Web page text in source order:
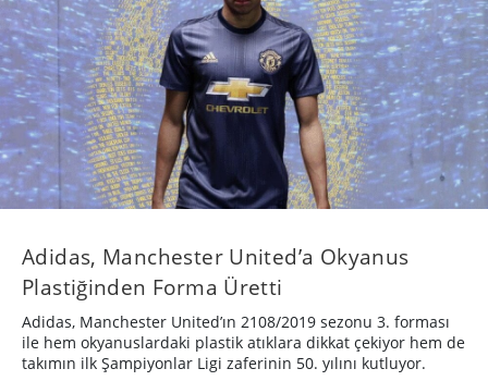
Adidas, Manchester United’a Okyanus
Plastiğinden Forma Üretti
Adidas, Manchester United’ın 2108/2019 sezonu 3. forması
ile hem okyanuslardaki plastik atıklara dikkat çekiyor hem de
takımın ilk Şampiyonlar Ligi zaferinin 50. yılını kutluyor.